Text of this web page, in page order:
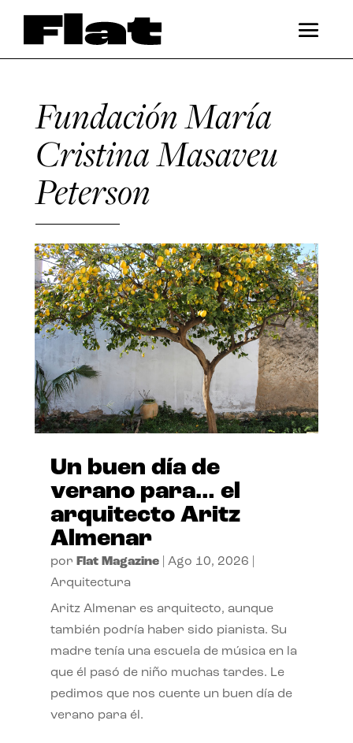
Fundación María
Cristina Masaveu
Peterson
Un buen día de
verano para… el
arquitecto Aritz
Almenar
por Flat Magazine| Ago 10, 2026
Arquitectura
Aritz Almenar es arquitecto, aunque
también podría haber sido pianista. Su
madre tenía una escuela de música en la
que él pasó de niño muchas tardes. Le
pedimos que nos cuente un buen día de
verano para él.